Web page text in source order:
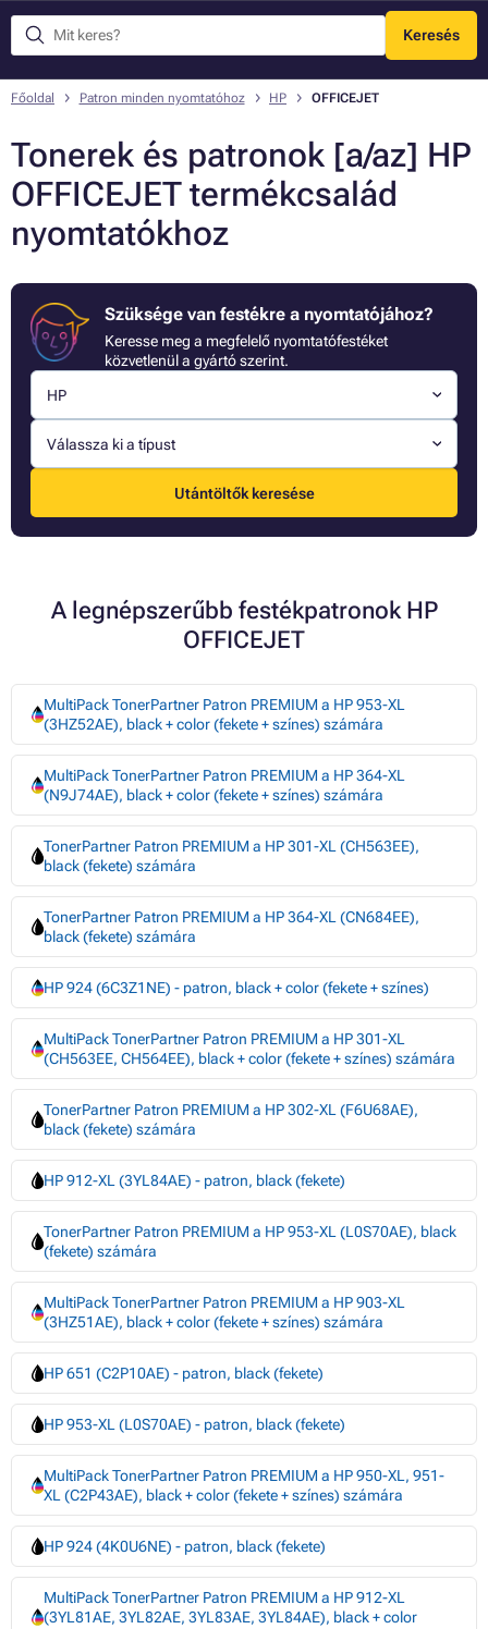
Keresés
Menü
Főoldal Patron minden nyomtatóhoz HP OFFICEJET
Tonerek és patronok [a/az] HP
OFFICEJET termékcsalád
nyomtatókhoz
Szüksége van festékre a nyomtatójához?
Keresse meg a megfelelő nyomtatófestéket
közvetlenül a gyártó szerint.
HP
Válassza ki a típust
Utántöltők keresése
A legnépszerűbb festékpatronok HP
OFFICEJET
MultiPack TonerPartner Patron PREMIUM a HP 953-XL
(3HZ52AE), black + color (fekete + színes) számára
MultiPack TonerPartner Patron PREMIUM a HP 364-XL
(N9J74AE), black + color (fekete + színes) számára
TonerPartner Patron PREMIUM a HP 301-XL (CH563EE),
black (fekete) számára
TonerPartner Patron PREMIUM a HP 364-XL (CN684EE),
black (fekete) számára
HP 924 (6C3Z1NE) - patron, black + color (fekete + színes)
MultiPack TonerPartner Patron PREMIUM a HP 301-XL
(CH563EE, CH564EE), black + color (fekete + színes) számára
TonerPartner Patron PREMIUM a HP 302-XL (F6U68AE),
black (fekete) számára
HP 912-XL (3YL84AE) - patron, black (fekete)
TonerPartner Patron PREMIUM a HP 953-XL (L0S70AE), black
(fekete) számára
MultiPack TonerPartner Patron PREMIUM a HP 903-XL
(3HZ51AE), black + color (fekete + színes) számára
HP 651 (C2P10AE) - patron, black (fekete)
HP 953-XL (L0S70AE) - patron, black (fekete)
MultiPack TonerPartner Patron PREMIUM a HP 950-XL, 951-
XL (C2P43AE), black + color (fekete + színes) számára
HP 924 (4K0U6NE) - patron, black (fekete)
MultiPack TonerPartner Patron PREMIUM a HP 912-XL
(3YL81AE, 3YL82AE, 3YL83AE, 3YL84AE), black + color